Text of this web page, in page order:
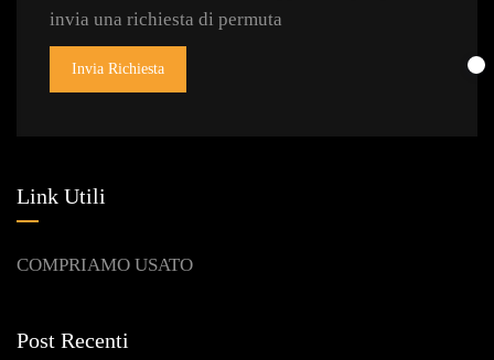
invia una richiesta di permuta
Invia Richiesta
Link Utili
COMPRIAMO USATO
Post Recenti